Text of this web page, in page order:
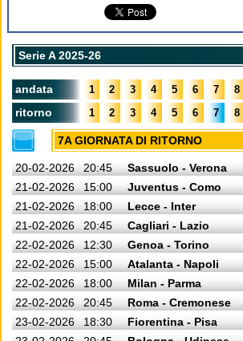
Serie A 2025-26
andata 1 2 3 4 5 6 7 8
ritorno 1 2 3 4 5 6 7 8
7A GIORNATA DI RITORNO
20-02-2026 20:45
Sassuolo - Verona
21-02-2026
15:00
Juventus - Como
21-02-2026
18:00
Lecce - Inter
21-02-2026
20:45
Cagliari - Lazio
22-02-2026
12:30
Genoa - Torino
22-02-2026
15:00
Atalanta - Napoli
22-02-2026
18:00
Milan - Parma
22-02-2026
20:45
Roma - Cremonese
23-02-2026
18:30
Fiorentina - Pisa